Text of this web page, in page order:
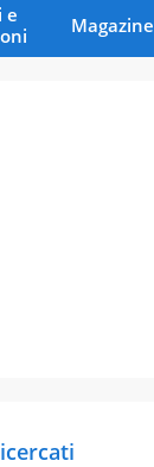
e
Magazine